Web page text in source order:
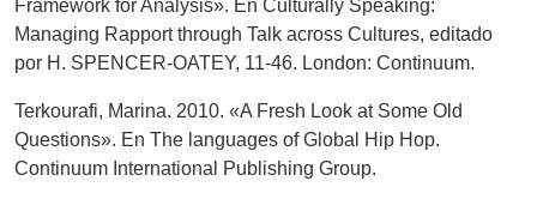
Framework for Analysis». En Culturally Speaking:
Managing Rapport through Talk across Cultures, editado
por H. SPENCER-OATEY, 11-46. London: Continuum.
Terkourafi, Marina. 2010. «A Fresh Look at Some Old
Questions». En The languages of Global Hip Hop.
Continuum International Publishing Group.